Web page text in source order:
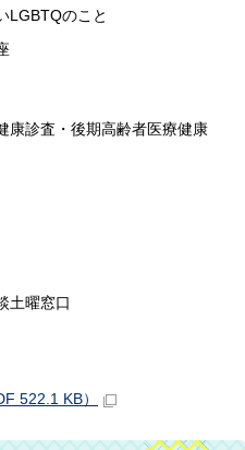
LGBTQのこと
康診査・後期高齢者医療健康
土曜窓口
522.1 KB）